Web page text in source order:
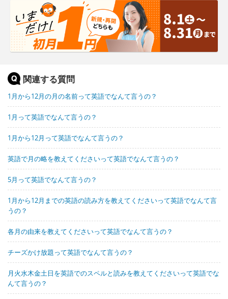
関連する質問
1月から12月の月の名前って英語でなんて言うの？
1月って英語でなんて言うの？
1月から12月って英語でなんて言うの？
英語で月の略を教えてくださいって英語でなんて言うの？
5月って英語でなんて言うの？
1月から12月までの英語の読み方を教えてくださいって英語でなんて言
うの？
各月の由来を教えてくださいって英語でなんて言うの？
チーズかけ放題って英語でなんて言うの？
月火水木金土日を英語でのスペルと読みを教えてくださいって英語でな
んて言うの？